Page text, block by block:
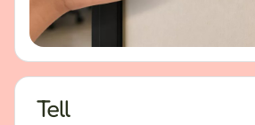
Tell